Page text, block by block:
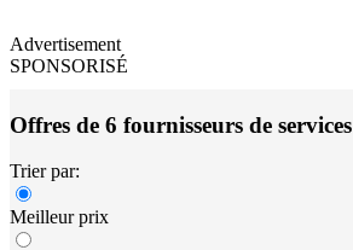
Advertisement
SPONSORISÉ
Offres de 6 fournisseurs de services
Trier par:
Meilleur prix